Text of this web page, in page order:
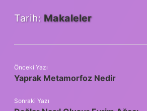
Tarih: Makaleler
Önceki Yazı
Yaprak Metamorfoz Nedir
Sonraki Yazı